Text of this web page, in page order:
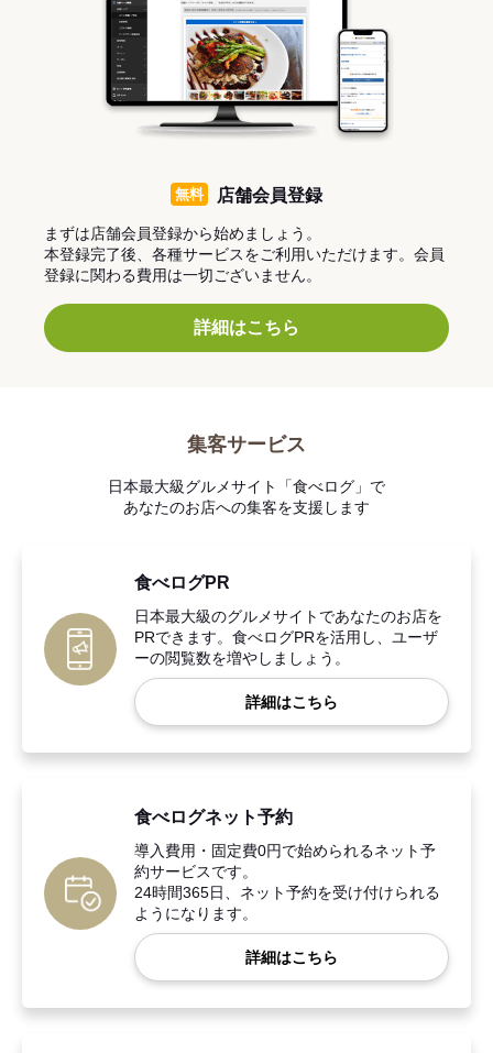
無料 店舗会員登録
まずは店舗会員登録から始めましょう。
本登録完了後、各種サービスをご利用いただけます。会員
登録に関わる費用は一切ございません。
詳細はこちら
集客サービス
日本最大級グルメサイト「食べログ」で
あなたのお店への集客を支援します
食べログPR
日本最大級のグルメサイトであなたのお店を
PRできます。食べログPRを活用し、ユーザ
ーの閲覧数を増やしましょう。
詳細はこちら
食べログネット予約
導入費用・固定費0円で始められるネット予
約サービスです。
24時間365日、ネット予約を受け付けられる
ようになります。
詳細はこちら